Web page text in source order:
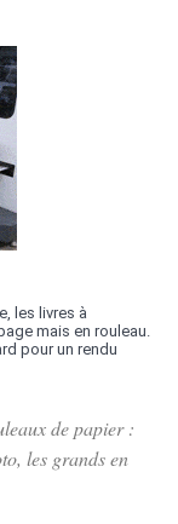
les livres à
mais en rouleau.
pour un rendu
de papier :
les grands en